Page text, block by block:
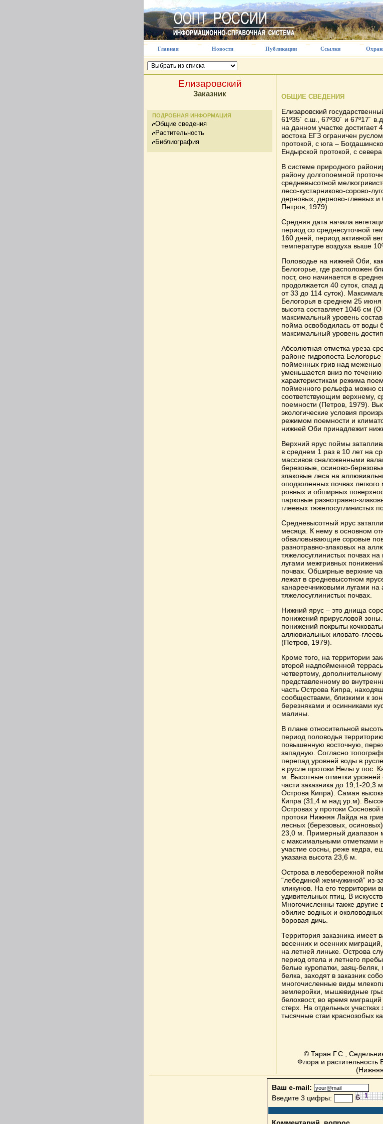
Главная Новости Публикации Ссылки
Елизаровский
Заказник
ПОДРОБНАЯ ИНФОРМАЦИЯ
Общие сведения
Растительность
Библиография
ОБЩИЕ СВЕДЕНИЯ
Елизаровский
61º35´ с.ш., 67º30´ и 67º17´
на данном участке
востока ЕГЗ ограничен
протокой, с юга –
Ендырской протокой, с
В системе природного
району долгопоемной
средневысотной
лесо-кустарниково-сорово-
дерновых, дерново-глеевых
Петров, 1979).
Средняя дата начала
период со среднесуточной
160 дней, период активной
температуре воздуха выше
Половодье на нижней Оби,
Белогорье, где расположен
пост, оно начинается в
продолжается 40 суток, спад
от 33 до 114 суток).
Белогорья в среднем 25
высота составляет 1046 см
максимальный уровень
пойма освободилась от воды
максимальный уровень
Абсолютная отметка уреза
районе гидропоста
пойменных грив над меженью
уменьшается вниз по
характеристикам режима
пойменного рельефа можно
соответствующим верхнему,
поемности (Петров, 1979).
экологические условия
режимом поемности и
нижней Оби принадлежит
Верхний ярус поймы
в среднем 1 раз в 10 лет на
массивов сналоженными
березовые, осиново-
злаковые леса на
оподзоленных почвах
ровных и обширных
парковые разнотравно-
глеевых тяжелосуглинистых
Средневысотный ярус
месяца. К нему в основном
обваловывающие соровые
разнотравно-злаковых на
тяжелосуглинистых почвах
лугами межгривных
почвах. Обширные верхние
лежат в средневысотном
канареечниковыми лугами
тяжелосуглинистых почвах.
Нижний ярус – это днища
понижений прирусловой
понижений покрыты
аллювиальных иловато-
(Петров, 1979).
Кроме того, на территории
второй надпойменной
четвертому,
представленному во
часть Острова Кипра,
сообществами, близкими к
березняками и осинниками
малины.
В плане относительной
период половодья
повышенную восточную,
западную. Согласно
перепад уровней воды в
в русле протоки Нелы у пос.
м. Высотные отметки уровней
части заказника до 19,1-20,3
Острова Кипра). Самая
Кипра (31,4 м над ур.м).
Островах у протоки
протоки Нижняя Лайда на
лесных (березовых,
23,0 м. Примерный диапазон
с максимальными отметками
участие сосны, реже кедра,
указана высота 23,6 м.
Острова в левобережной
“лебединой жемчужиной” из-
кликунов. На его территории
удивительных птиц. В
Многочисленны также другие
обилие водных и
боровая дичь.
Территория заказника имеет
весенних и осенних
на летней линьке. Острова
период отела и летнего
белые куропатки, заяц-беляк,
белка, заходят в заказник
многочисленные виды
землеройки, мышевидные
белохвост, во время миграций
стерх. На отдельных
тысячные стаи краснозобых
© Таран Г.С.,
Флора и растительность
Ваш e-mail:
Введите 3 цифры: